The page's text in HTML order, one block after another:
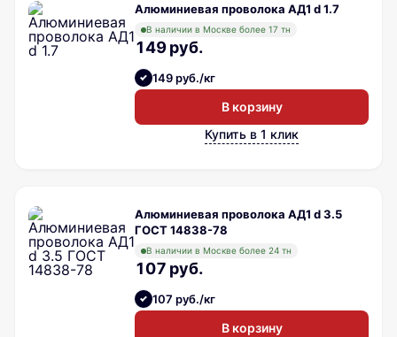
Алюминиевая проволока АД1 d 1.7
В наличии в Москве более 17 тн
149 руб.
149 руб./кг
В корзину
Купить в 1 клик
Алюминиевая проволока АД1 d 3.5
ГОСТ 14838-78
В наличии в Москве более 24 тн
107 руб.
107 руб./кг
В корзину